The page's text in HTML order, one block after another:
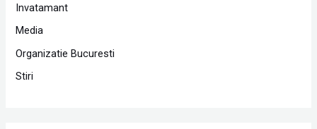
Invatamant
Media
Organizatie Bucuresti
Stiri